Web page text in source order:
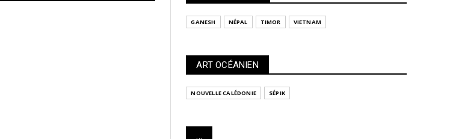
GANESH NÉPAL TIMOR VIETNAM
ART OCÉANIEN
NOUVELLE CALÉDONIE SÉPIK
...